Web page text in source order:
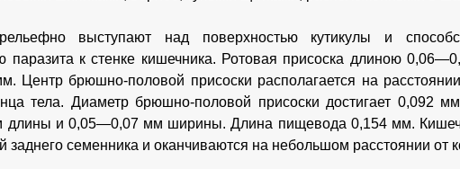
выступают над поверхностью кутикулы и
паразита к стенке кишечника. Ротовая присоска длиною
Центр брюшно-половой присоски располагается на
тела. Диаметр брюшно-половой присоски достигает 0,092
и 0,05—0,07 мм ширины. Длина пищевода 0,154 мм.
заднего семенника и оканчиваются на небольшом расстоянии от